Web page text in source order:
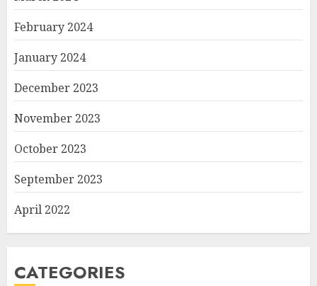
February 2024
January 2024
December 2023
November 2023
October 2023
September 2023
April 2022
CATEGORIES